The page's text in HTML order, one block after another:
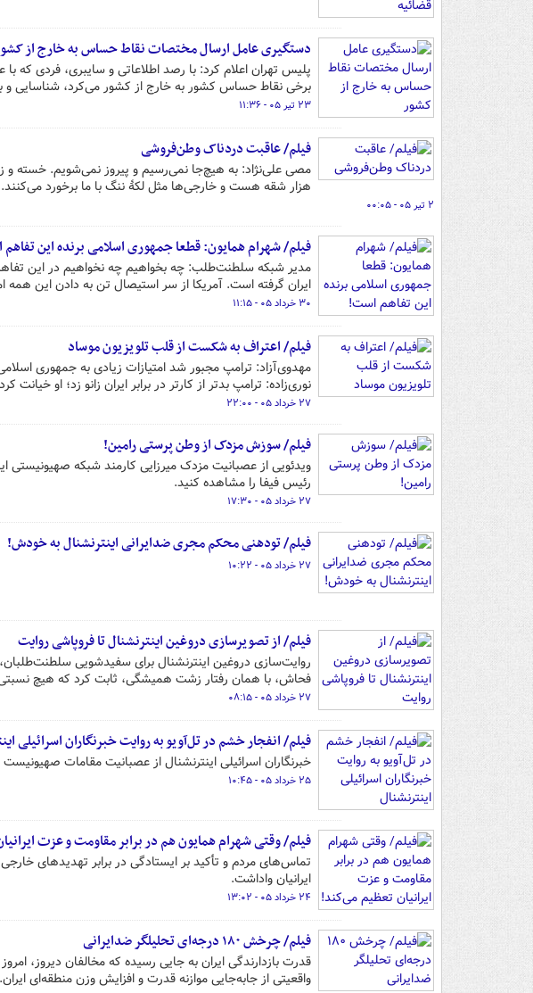
دستگیری عامل ارسال مختصات نقاط حساس به خارج از
پلیس تهران اعلام کرد: با رصد اطلاعاتی و سایبری، فردی که
برخی نقاط حساس کشور به خارج از کشور می‌کرد، شناسایی و
۲۳ تیر ۰۵ - ۱۱:۳۶
فیلم/ عاقبت دردناک وطن‌فروشی
مصی علی‌نژاد: به هیچ‌جا نمی‌رسیم و پیروز نمی‌شویم. خسته
هزار شقه هست و خارجی‌ها مثل لکۀ ننگ با ما برخورد می‌کنند.
۲ تیر ۰۵ - ۰۰:۰۵
فیلم/ شهرام همایون: قطعا جمهوری اسلامی برنده این
مدیر شبکه سلطنت‌طلب: چه بخواهیم چه نخواهیم در این
ایران گرفته است. آمریکا از سر استیصال تن به دادن این همه
۳۰ خرداد ۰۵ - ۱۱:۱۵
فیلم/ اعتراف به شکست از قلب تلویزیون موساد
مهدوی‌آزاد: ترامپ مجبور شد امتیازات زیادی به جمهوری
نوری‌زاده: ترامپ بدتر از کارتر در برابر ایران زانو زد؛ او خیانت
۲۷ خرداد ۰۵ - ۲۲:۰۰
فیلم/ سوزش مزدک از وطن پرستی رامین!
ویدئویی از عصبانیت مزدک میرزایی کارمند شبکه صهیونیستی
رئیس فیفا را مشاهده کنید.
۲۷ خرداد ۰۵ - ۱۷:۳۰
فیلم/ تودهنی محکم مجری ضدایرانی اینترنشنال به خودش!
۲۷ خرداد ۰۵ - ۱۰:۲۲
فیلم/ از تصویرسازی دروغین اینترنشنال تا فروپاشی روایت
روایت‌سازی دروغین اینترنشنال برای سفیدشویی
فحاش، با همان رفتار زشت همیشگی، ثابت کرد که هیچ نسبتی با
۲۷ خرداد ۰۵ - ۰۸:۱۵
فیلم/ انفجار خشم در تل‌آویو به روایت خبرنگاران اسرائیلی
خبرنگاران اسرائیلی اینترنشنال از عصبانیت مقامات صهیونیست
۲۵ خرداد ۰۵ - ۱۰:۴۵
فیلم/ وقتی شهرام همایون هم در برابر مقاومت و عزت
تماس‌های مردم و تأکید بر ایستادگی در برابر تهدیدهای
ایرانیان واداشت.
۲۴ خرداد ۰۵ - ۱۳:۰۲
فیلم/ چرخش ۱۸۰ درجه‌ای تحلیلگر ضدایرانی
قدرت بازدارندگی ایران به جایی رسیده که مخالفان دیروز،
واقعیتی از جابه‌جایی موازنه قدرت و افزایش وزن منطقه‌ای ایران.